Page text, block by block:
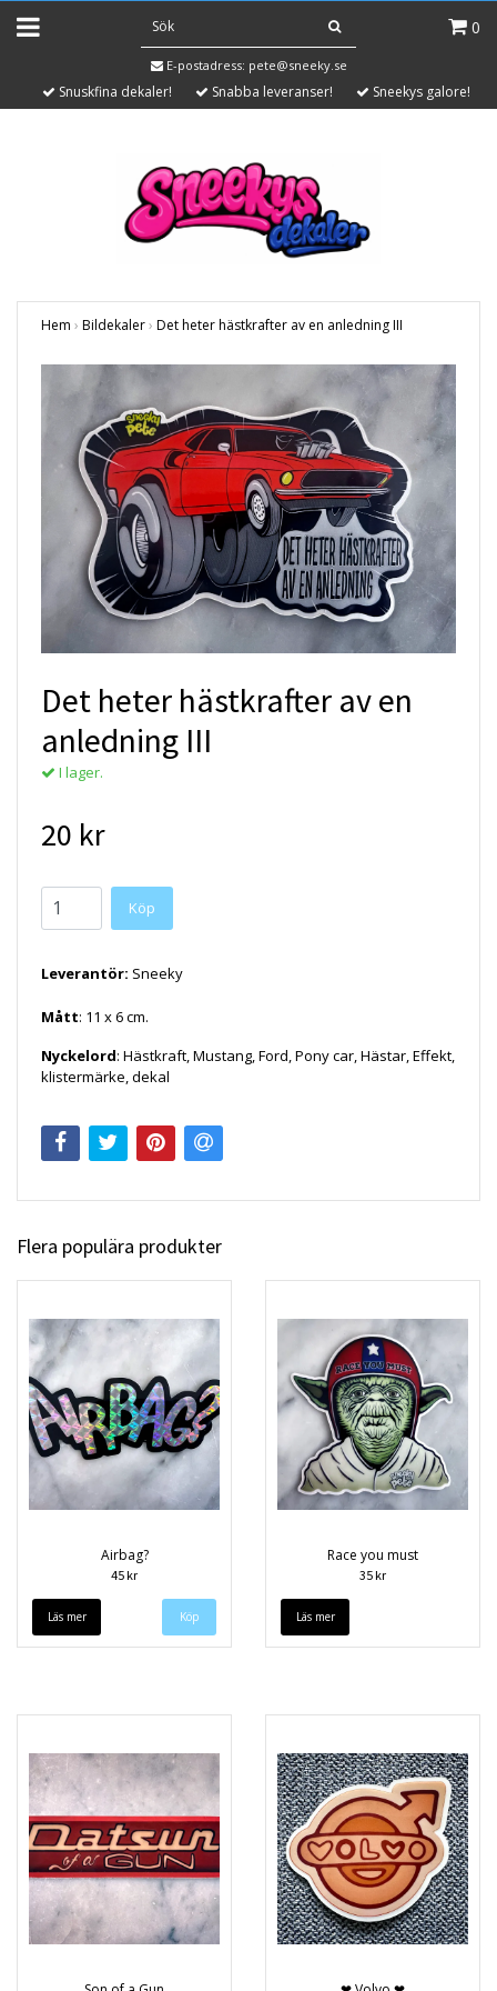
0
E-postadress: pete@sneeky.se
Snuskfina dekaler! Snabba leveranser! Sneekys galore!
Hem › Bildekaler› Det heter hästkrafter av en anledning III
Det heter hästkrafter av en
anledning III
I lager.
20 kr
Köp
Leverantör: Sneeky
Mått: 11 x 6 cm.
Nyckelord: Hästkraft, Mustang, Ford, Pony car, Hästar, Effekt,
klistermärke, dekal
Flera populära produkter
Airbag?
45 kr
Läs mer
Race you must
35 kr
Läs mer